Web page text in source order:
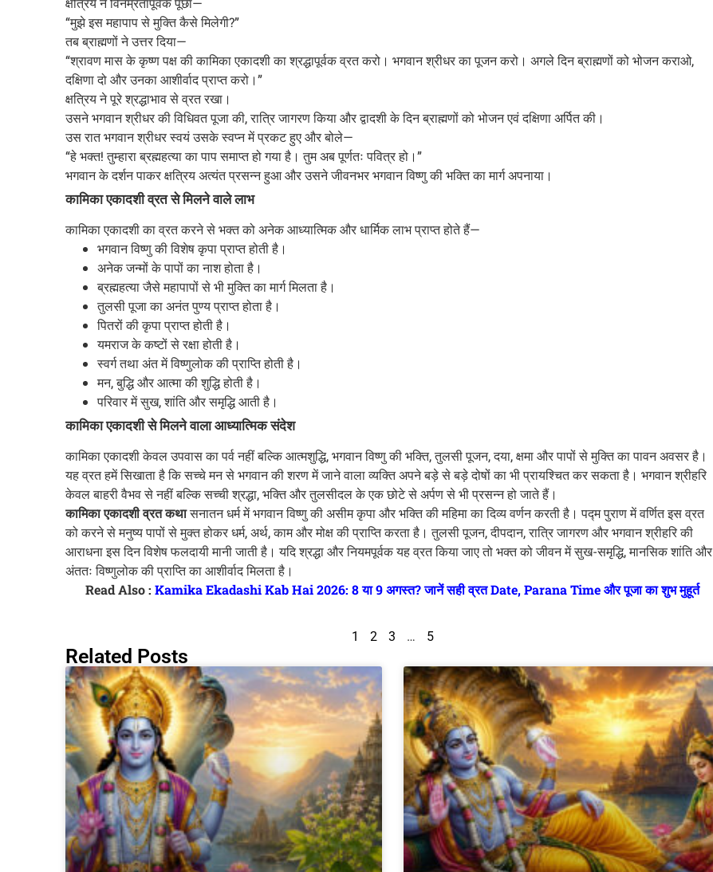
“मुझे इस महापाप से मुक्ति कैसे मिलेगी?”
तब ब्राह्मणों ने उत्तर दिया—
“श्रावण मास के कृष्ण पक्ष की कामिका एकादशी का श्रद्धापूर्वक व्रत करो। भगवान श्रीधर का पूजन करो। अगले दिन ब्राह्मणों को भोजन कराओ,
दक्षिणा दो और उनका आशीर्वाद प्राप्त करो।”
क्षत्रिय ने पूरे श्रद्धाभाव से व्रत रखा।
उसने भगवान श्रीधर की विधिवत पूजा की, रात्रि जागरण किया और द्वादशी के दिन ब्राह्मणों को भोजन एवं दक्षिणा अर्पित की।
उस रात भगवान श्रीधर स्वयं उसके स्वप्न में प्रकट हुए और बोले—
“हे भक्त! तुम्हारा ब्रह्महत्या का पाप समाप्त हो गया है। तुम अब पूर्णतः पवित्र हो।”
भगवान के दर्शन पाकर क्षत्रिय अत्यंत प्रसन्न हुआ और उसने जीवनभर भगवान विष्णु की भक्ति का मार्ग अपनाया।
कामिका एकादशी व्रत से मिलने वाले लाभ
कामिका एकादशी का व्रत करने से भक्त को अनेक आध्यात्मिक और धार्मिक लाभ प्राप्त होते हैं—
भगवान विष्णु की विशेष कृपा प्राप्त होती है।
अनेक जन्मों के पापों का नाश होता है।
ब्रह्महत्या जैसे महापापों से भी मुक्ति का मार्ग मिलता है।
तुलसी पूजा का अनंत पुण्य प्राप्त होता है।
पितरों की कृपा प्राप्त होती है।
यमराज के कष्टों से रक्षा होती है।
स्वर्ग तथा अंत में विष्णुलोक की प्राप्ति होती है।
मन, बुद्धि और आत्मा की शुद्धि होती है।
परिवार में सुख, शांति और समृद्धि आती है।
कामिका एकादशी से मिलने वाला आध्यात्मिक संदेश
कामिका एकादशी केवल उपवास का पर्व नहीं बल्कि आत्मशुद्धि, भगवान विष्णु की भक्ति, तुलसी पूजन, दया, क्षमा और पापों से मुक्ति का पावन अवसर है।
यह व्रत हमें सिखाता है कि सच्चे मन से भगवान की शरण में जाने वाला व्यक्ति अपने बड़े से बड़े दोषों का भी प्रायश्चित कर सकता है। भगवान श्रीहरि
केवल बाहरी वैभव से नहीं बल्कि सच्ची श्रद्धा, भक्ति और तुलसीदल के एक छोटे से अर्पण से भी प्रसन्न हो जाते हैं।
कामिका एकादशी व्रत कथासनातन धर्म में भगवान विष्णु की असीम कृपा और भक्ति की महिमा का दिव्य वर्णन करती है। पद्म पुराण में वर्णित इस व्रत
को करने से मनुष्य पापों से मुक्त होकर धर्म, अर्थ, काम और मोक्ष की प्राप्ति करता है। तुलसी पूजन, दीपदान, रात्रि जागरण और भगवान श्रीहरि की
आराधना इस दिन विशेष फलदायी मानी जाती है। यदि श्रद्धा और नियमपूर्वक यह व्रत किया जाए तो भक्त को जीवन में सुख-समृद्धि, मानसिक शांति और
अंततः विष्णुलोक की प्राप्ति का आशीर्वाद मिलता है।
Read Also : Kamika Ekadashi Kab Hai 2026: 8 या 9 अगस्त? जानें सही व्रत Date, Parana Time और पूजा का शुभ मुहूर्त
1 2 3 … 5
Related Posts